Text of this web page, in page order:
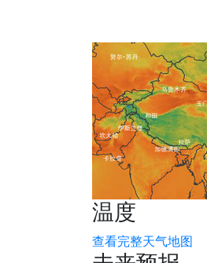
温度
查看完整天气地图